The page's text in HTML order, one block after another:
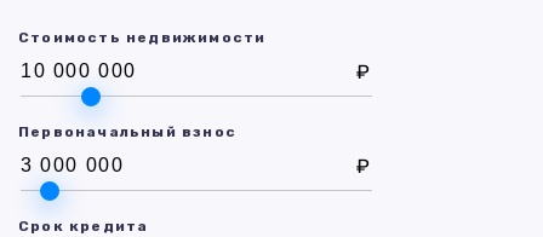
Стоимость недвижимости
₽
Первоначальный взнос
₽
Срок кредита